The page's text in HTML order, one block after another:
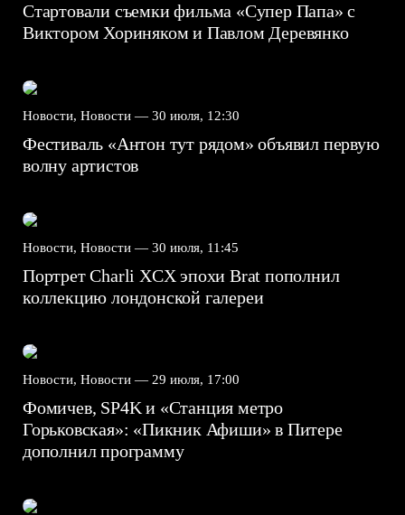
Стартовали съемки фильма «Супер Папа» с
Виктором Хориняком и Павлом Деревянко
Новости, Новости — 30 июля, 12:30
Фестиваль «Антон тут рядом» объявил первую
волну артистов
Новости, Новости — 30 июля, 11:45
Портрет Charli XCX эпохи Brat пополнил
коллекцию лондонской галереи
Новости, Новости — 29 июля, 17:00
Фомичев, SP4K и «Станция метро
Горьковская»: «Пикник Афиши» в Питере
дополнил программу